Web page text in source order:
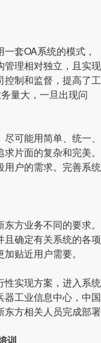
套OA系统的模式，
管理相对独立，且实现
控制和监督，提高了工
量大，一旦出现问
可能用简单、统一、
片面的复杂和完美。
用户的需求。完善系统
方业务不同的要求。
且确定有关系统的各项
贴近用户需要。
性实现方案，进入系统
工业信息中心，中国
东方相关人员完成部署